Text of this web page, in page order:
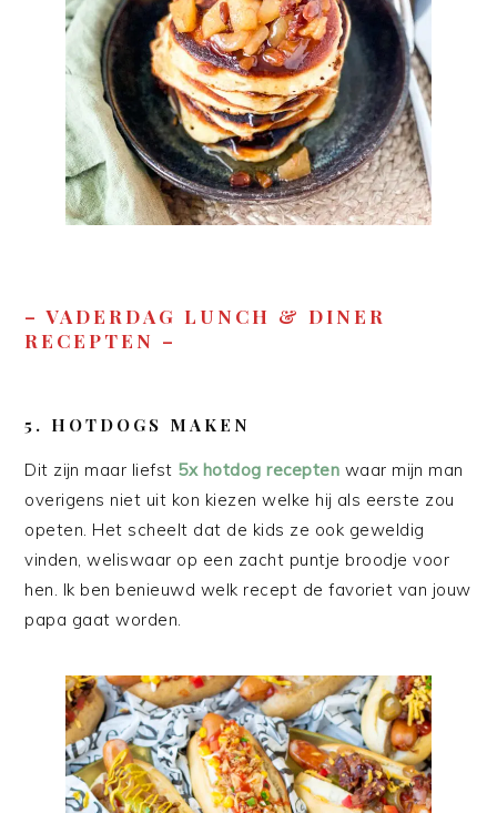
– VADERDAG LUNCH & DINER
RECEPTEN –
5. HOTDOGS MAKEN
Dit zijn maar liefst 5x hotdog recepten waar mijn man
overigens niet uit kon kiezen welke hij als eerste zou
opeten. Het scheelt dat de kids ze ook geweldig
vinden, weliswaar op een zacht puntje broodje voor
hen. Ik ben benieuwd welk recept de favoriet van jouw
papa gaat worden.